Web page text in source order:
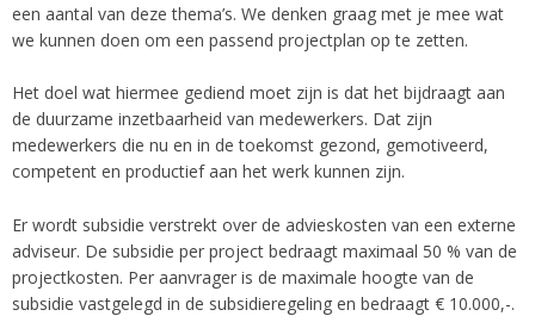
een aantal van deze thema’s. We denken graag met je mee wat
we kunnen doen om een passend projectplan op te zetten.
Het doel wat hiermee gediend moet zijn is dat het bijdraagt aan
de duurzame inzetbaarheid van medewerkers. Dat zijn
medewerkers die nu en in de toekomst gezond, gemotiveerd,
competent en productief aan het werk kunnen zijn.
Er wordt subsidie verstrekt over de advieskosten van een externe
adviseur. De subsidie per project bedraagt maximaal 50 % van de
projectkosten. Per aanvrager is de maximale hoogte van de
subsidie vastgelegd in de subsidieregeling en bedraagt € 10.000,-.